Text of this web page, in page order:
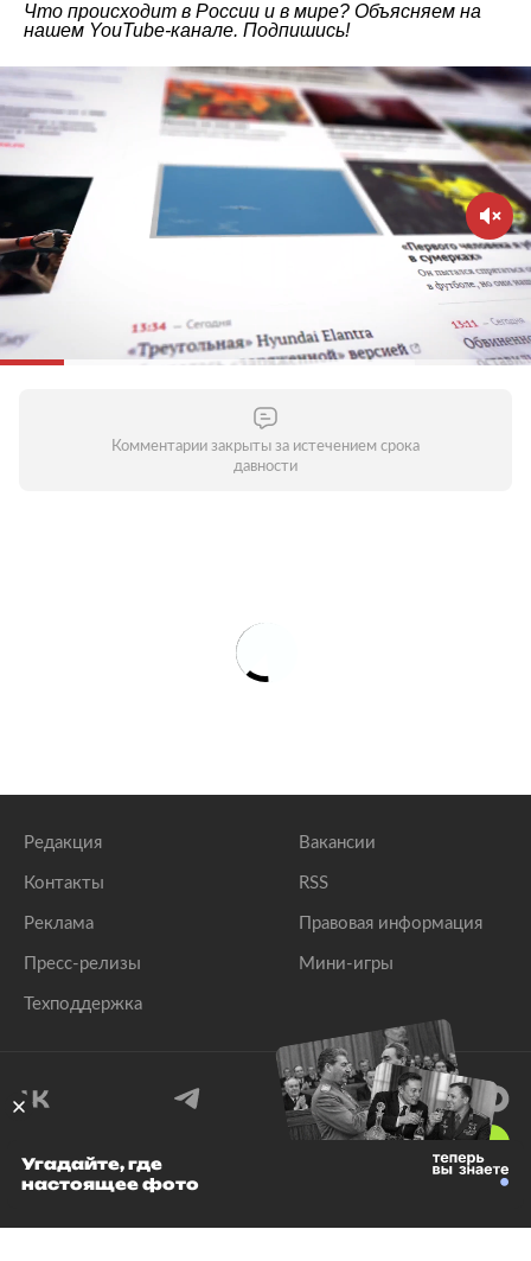
Что происходит в России и в мире? Объясняем на
нашем YouTube-канале. Подпишись!
Комментарии закрыты за истечением срока
давности
Редакция
Контакты
Реклама
Пресс-релизы
Техподдержка
Вакансии
RSS
Правовая информация
Мини-игры
© 1999–2026 Все права защищены.
Угадайте, где
настоящее фото